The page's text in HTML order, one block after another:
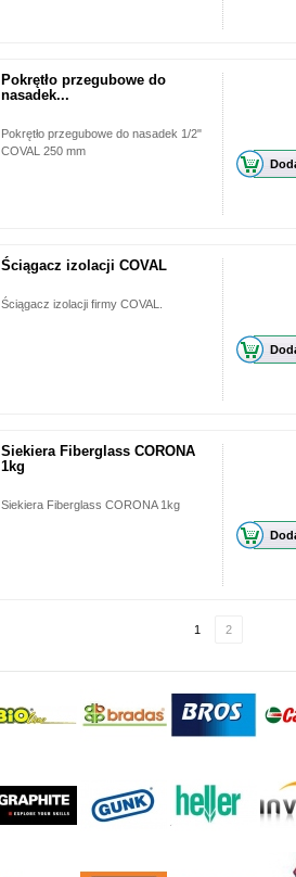
Pokrętło przegubowe do
nasadek...
Pokrętło przegubowe do nasadek 1/2"
COVAL 250 mm
Ściągacz izolacji COVAL
Ściągacz izolacji firmy COVAL.
Siekiera Fiberglass CORONA
1kg
Siekiera Fiberglass CORONA 1kg
1 2